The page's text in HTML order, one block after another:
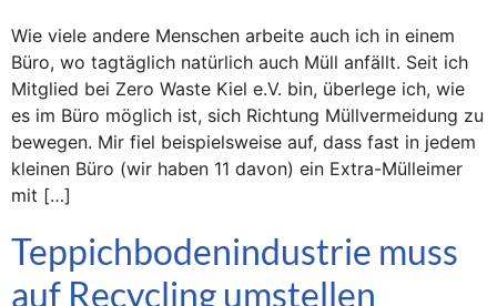
Wie viele andere Menschen arbeite auch ich in einem
Büro, wo tagtäglich natürlich auch Müll anfällt. Seit ich
Mitglied bei Zero Waste Kiel e.V. bin, überlege ich, wie
es im Büro möglich ist, sich Richtung Müllvermeidung zu
bewegen. Mir fiel beispielsweise auf, dass fast in jedem
kleinen Büro (wir haben 11 davon) ein Extra-Mülleimer
mit […]
Teppichbodenindustrie muss
auf Recycling umstellen